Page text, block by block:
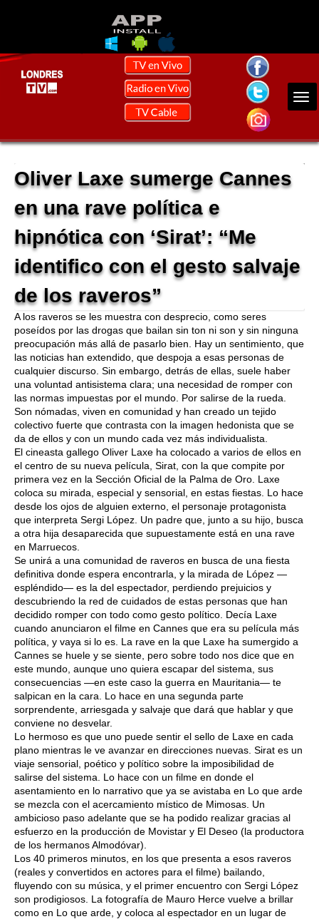
Oliver Laxe sumerge Cannes
en una rave política e
hipnótica con ‘Sirat’: “Me
identifico con el gesto salvaje
de los raveros”
A los raveros se les muestra con desprecio, como seres
poseídos por las drogas que bailan sin ton ni son y sin ninguna
preocupación más allá de pasarlo bien. Hay un sentimiento, que
las noticias han extendido, que despoja a esas personas de
cualquier discurso. Sin embargo, detrás de ellas, suele haber
una voluntad antisistema clara; una necesidad de romper con
las normas impuestas por el mundo. Por salirse de la rueda.
Son nómadas, viven en comunidad y han creado un tejido
colectivo fuerte que contrasta con la imagen hedonista que se
da de ellos y con un mundo cada vez más individualista.
El cineasta gallego Oliver Laxe ha colocado a varios de ellos en
el centro de su nueva película, Sirat, con la que compite por
primera vez en la Sección Oficial de la Palma de Oro. Laxe
coloca su mirada, especial y sensorial, en estas fiestas. Lo hace
desde los ojos de alguien externo, el personaje protagonista
que interpreta Sergi López. Un padre que, junto a su hijo, busca
a otra hija desaparecida que supuestamente está en una rave
en Marruecos.
Se unirá a una comunidad de raveros en busca de una fiesta
definitiva donde espera encontrarla, y la mirada de López —
espléndido— es la del espectador, perdiendo prejuicios y
descubriendo la red de cuidados de estas personas que han
decidido romper con todo como gesto político. Decía Laxe
cuando anunciaron el filme en Cannes que era su película más
política, y vaya si lo es. La rave en la que Laxe ha sumergido a
Cannes se huele y se siente, pero sobre todo nos dice que en
este mundo, aunque uno quiera escapar del sistema, sus
consecuencias —en este caso la guerra en Mauritania— te
salpican en la cara. Lo hace en una segunda parte
sorprendente, arriesgada y salvaje que dará que hablar y que
conviene no desvelar.
Lo hermoso es que uno puede sentir el sello de Laxe en cada
plano mientras le ve avanzar en direcciones nuevas. Sirat es un
viaje sensorial, poético y político sobre la imposibilidad de
salirse del sistema. Lo hace con un filme en donde el
asentamiento en lo narrativo que ya se avistaba en Lo que arde
se mezcla con el acercamiento místico de Mimosas. Un
ambicioso paso adelante que se ha podido realizar gracias al
esfuerzo en la producción de Movistar y El Deseo (la productora
de los hermanos Almodóvar).
Los 40 primeros minutos, en los que presenta a esos raveros
(reales y convertidos en actores para el filme) bailando,
fluyendo con su música, y el primer encuentro con Sergi López
son prodigiosos. La fotografía de Mauro Herce vuelve a brillar
como en Lo que arde, y coloca al espectador en un lugar de